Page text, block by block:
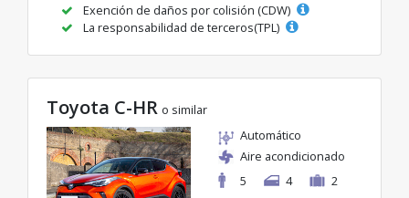
Exención de daños por colisión (CDW)
La responsabilidad de terceros(TPL)
Toyota C-HR o similar
Automático
Aire acondicionado
5
4 2